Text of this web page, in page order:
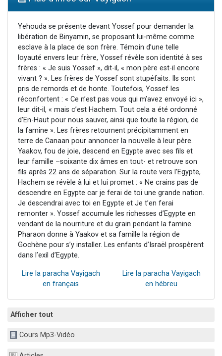
2 nouvelles musiques dans Torah-Box Music
6 personnes viennent de nous rejoindre sur WhatsApp
Yehouda se présente devant Yossef pour demander la
libération de Binyamin, se proposant lui-même comme
esclave à la place de son frère. Témoin d’une telle
loyauté envers leur frère, Yossef révèle son identité à ses
frères : « Je suis Yossef », dit-il, « mon père est-il encore
vivant ? ». Les frères de Yossef sont stupéfaits. Ils sont
pris de remords et de honte. Toutefois, Yossef les
réconfortent : « Ce n’est pas vous qui m’avez envoyé ici »,
leur dit-il, « mais c’est Hachem. Tout cela a été ordonné
d’En-Haut pour nous sauver, ainsi que toute la région, de
la famine ». Les frères retournent précipitamment en
terre de Canaan pour annoncer la nouvelle à leur père.
Yaakov, fou de joie, descend en Egypte avec ses fils et
leur famille –soixante dix âmes en tout- et retrouve son
fils après 22 ans de séparation. Sur la route vers l’Egypte,
Hachem se révèle à lui et lui promet : « Ne crains pas de
descendre en Egypte car je ferai de toi une grande nation.
Je descendrai avec toi en Egypte et Je t’en ferai
remonter ». Yossef accumule les richesses d’Egypte en
vendant de la nourriture et du grain pendant la famine.
Pharaon donne à Yaakov et sa famille la région de
Gochène pour s’y installer. Les enfants d’Israël prospèrent
dans l’exil d’Egypte.
Lire la paracha Vayigach
en français
Lire la paracha Vayigach
en hébreu
Afficher tout
Cours Mp3-Vidéo